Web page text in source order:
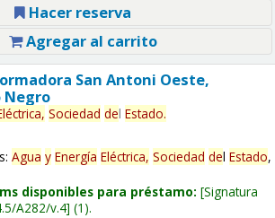
Hacer reserva
Agregar al carrito
San Antoni Oeste,
Negro
Sociedad del Estado.
Agua y Energía Eléctrica, Sociedad del Estado,
disponibles para préstamo: Signatura
A282/v.4 (1).